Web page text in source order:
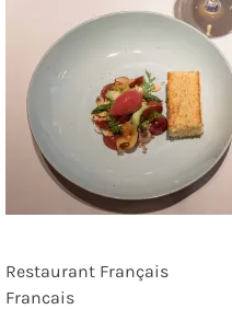
Restaurant Français
Francais